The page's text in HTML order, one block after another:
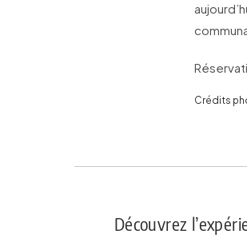
Crédits
Découvrez